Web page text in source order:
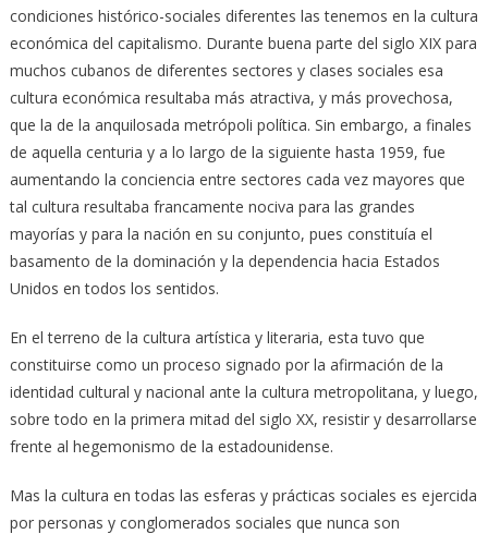
condiciones histórico-sociales diferentes las tenemos en la cultura
económica del capitalismo. Durante buena parte del siglo XIX para
muchos cubanos de diferentes sectores y clases sociales esa
cultura económica resultaba más atractiva, y más provechosa,
que la de la anquilosada metrópoli política. Sin embargo, a finales
de aquella centuria y a lo largo de la siguiente hasta 1959, fue
aumentando la conciencia entre sectores cada vez mayores que
tal cultura resultaba francamente nociva para las grandes
mayorías y para la nación en su conjunto, pues constituía el
basamento de la dominación y la dependencia hacia Estados
Unidos en todos los sentidos.
En el terreno de la cultura artística y literaria, esta tuvo que
constituirse como un proceso signado por la afirmación de la
identidad cultural y nacional ante la cultura metropolitana, y luego,
sobre todo en la primera mitad del siglo XX, resistir y desarrollarse
frente al hegemonismo de la estadounidense.
Mas la cultura en todas las esferas y prácticas sociales es ejercida
por personas y conglomerados sociales que nunca son